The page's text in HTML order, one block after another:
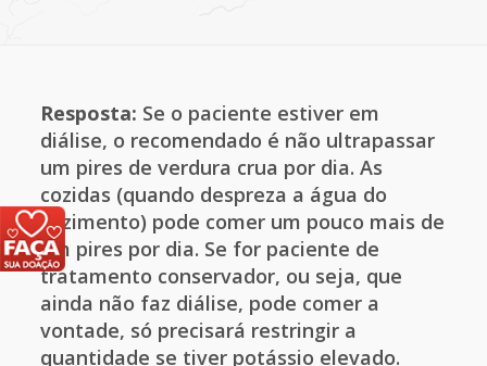
Resposta: Se o paciente estiver em
diálise, o recomendado é não ultrapassar
um pires de verdura crua por dia. As
cozidas (quando despreza a água do
cozimento) pode comer um pouco mais de
um pires por dia. Se for paciente de
tratamento conservador, ou seja, que
ainda não faz diálise, pode comer a
vontade, só precisará restringir a
quantidade se tiver potássio elevado.